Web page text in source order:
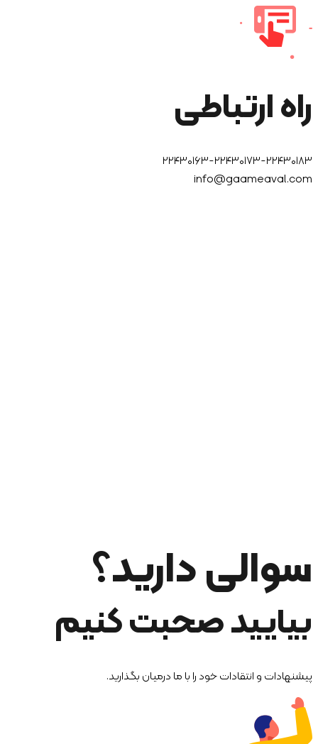
راه ارتباطی
۲۲۴۳۰۱۶۳-۲۲۴۳۰۱۷۳-۲۲۴۳۰۱۸۳
info@gaameaval.com
سوالی دارید؟
بیایید صحبت کنیم
پیشنهادات و انتقادات خود را با ما درمیان بگذارید.